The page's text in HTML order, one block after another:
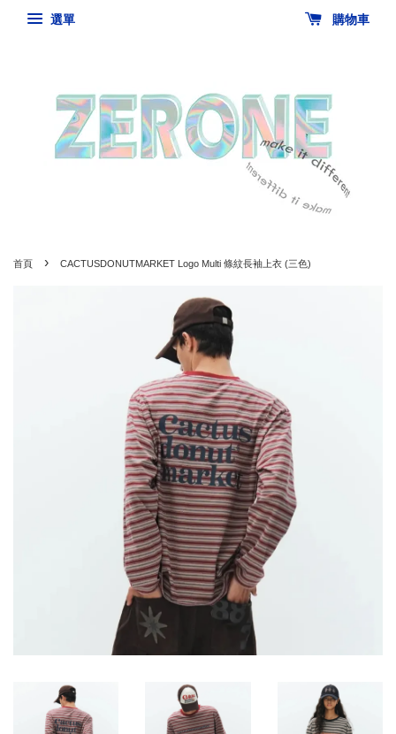
選單 購物車
首頁 › CACTUSDONUTMARKET Logo Multi 條紋長袖上衣 (三色)